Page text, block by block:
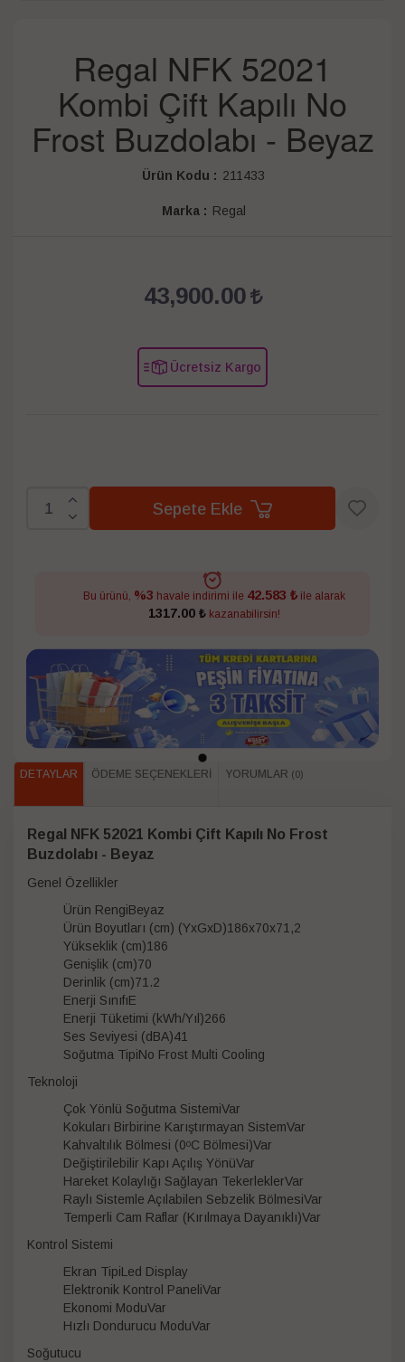
Regal NFK 52021
Kombi Çift Kapılı No
Frost Buzdolabı - Beyaz
Ürün Kodu : 211433
Marka : Regal
43,900.00
Ücretsiz Kargo
Sepete Ekle
Bu ürünü, %3 havale indirimi ile 42.583 ₺ile alarak
1317.00 ₺kazanabilirsin!
DETAYLAR ÖDEME SEÇENEKLERI YORUMLAR (0)
Regal NFK 52021 Kombi Çift Kapılı No Frost
Buzdolabı - Beyaz
Genel Özellikler
Ürün RengiBeyaz
Ürün Boyutları (cm) (YxGxD)186x70x71,2
Yükseklik (cm)186
Genişlik (cm)70
Derinlik (cm)71.2
Enerji SınıfıE
Enerji Tüketimi (kWh/Yıl)266
Ses Seviyesi (dBA)41
Soğutma TipiNo Frost Multi Cooling
Teknoloji
Çok Yönlü Soğutma SistemiVar
Kokuları Birbirine Karıştırmayan SistemVar
Kahvaltılık Bölmesi (0ᵒC Bölmesi)Var
Değiştirilebilir Kapı Açılış YönüVar
Hareket Kolaylığı Sağlayan TekerleklerVar
Raylı Sistemle Açılabilen Sebzelik BölmesiVar
Temperli Cam Raflar (Kırılmaya Dayanıklı)Var
Kontrol Sistemi
Ekran TipiLed Display
Elektronik Kontrol PaneliVar
Ekonomi ModuVar
Hızlı Dondurucu ModuVar
Soğutucu